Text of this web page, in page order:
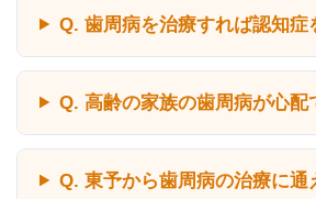
Q. 歯周病を治療すれば認知症
Q. 高齢の家族の歯周病が心配
Q. 東予から歯周病の治療に通